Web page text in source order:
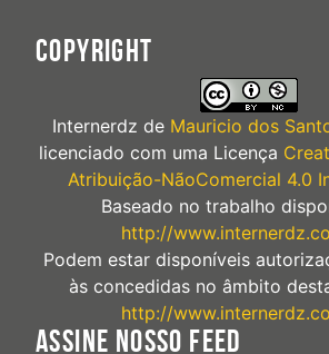
COPYRIGHT
Internerdz de Mauricio dos
licenciado com uma Licença
Atribuição-NãoComercial 4.0
Baseado no trabalho
http://
Podem estar disponíveis
às concedidas no âmbito
http://
ASSINE NOSSO FEED